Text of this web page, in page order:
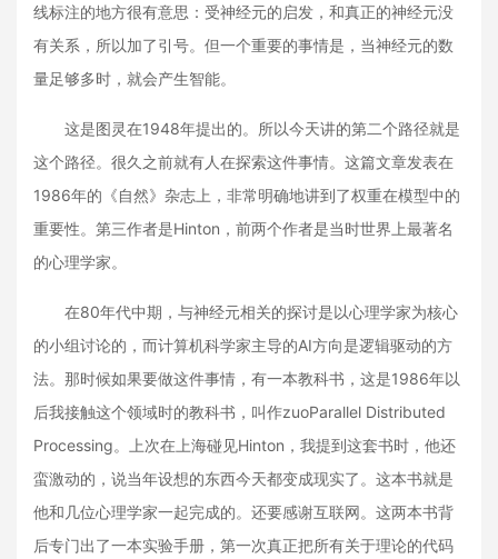
线标注的地方很有意思：受神经元的启发，和真正的神经元没
有关系，所以加了引号。但一个重要的事情是，当神经元的数
量足够多时，就会产生智能。
这是图灵在1948年提出的。所以今天讲的第二个路径就是
这个路径。很久之前就有人在探索这件事情。这篇文章发表在
1986年的《自然》杂志上，非常明确地讲到了权重在模型中的
重要性。第三作者是Hinton，前两个作者是当时世界上最著名
的心理学家。
在80年代中期，与神经元相关的探讨是以心理学家为核心
的小组讨论的，而计算机科学家主导的AI方向是逻辑驱动的方
法。那时候如果要做这件事情，有一本教科书，这是1986年以
后我接触这个领域时的教科书，叫作zuoParallel Distributed
Processing。上次在上海碰见Hinton，我提到这套书时，他还
蛮激动的，说当年设想的东西今天都变成现实了。这本书就是
他和几位心理学家一起完成的。还要感谢互联网。这两本书背
后专门出了一本实验手册，第一次真正把所有关于理论的代码